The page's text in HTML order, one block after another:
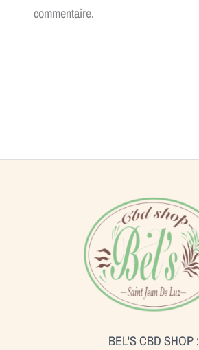
commentaire.
BEL'S CBD SHOP :